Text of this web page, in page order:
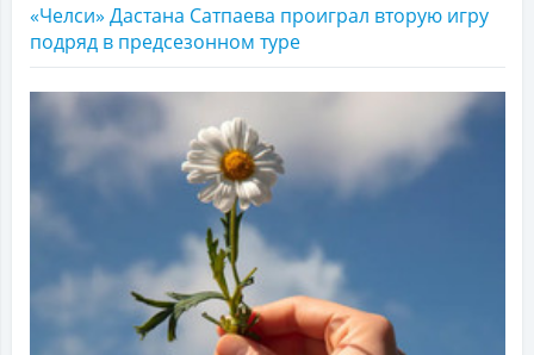
«Челси» Дастана Сатпаева проиграл вторую игру
подряд в предсезонном туре